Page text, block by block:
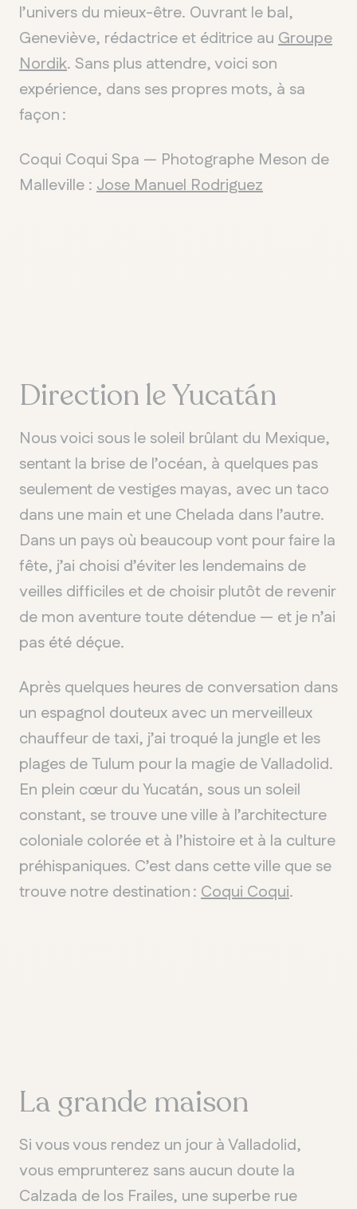
l’univers du mieux-être. Ouvrant le bal,
Geneviève, rédactrice et éditrice au Groupe
Nordik. Sans plus attendre, voici son
expérience, dans ses propres mots, à sa
façon:
Coqui Coqui Spa — Photographe Meson de
Malleville : Jose Manuel Rodriguez
Direction le Yucatán
Nous voici sous le soleil brûlant du Mexique,
sentant la brise de l’océan, à quelques pas
seulement de vestiges mayas, avec un taco
dans une main et une Chelada dans l’autre.
Dans un pays où beaucoup vont pour faire la
fête, j’ai choisi d’éviter les lendemains de
veilles difficiles et de choisir plutôt de revenir
de mon aventure toute détendue — et je n’ai
pas été déçue.
Après quelques heures de conversation dans
un espagnol douteux avec un merveilleux
chauffeur de taxi, j’ai troqué la jungle et les
plages de Tulum pour la magie de Valladolid.
En plein cœur du Yucatán, sous un soleil
constant, se trouve une ville à l’architecture
coloniale colorée et à l’histoire et à la culture
préhispaniques. C’est dans cette ville que se
trouve notre destination : Coqui Coqui.
La grande maison
Si vous vous rendez un jour à Valladolid,
vous emprunterez sans aucun doute la
Calzada de los Frailes, une superbe rue